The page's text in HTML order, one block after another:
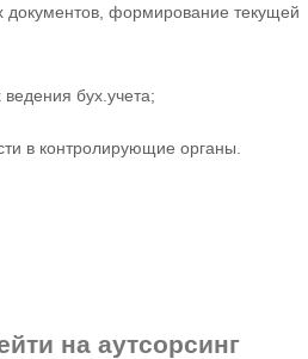
формирование текущей
бух.учета;
в контролирующие органы.
на аутсорсинг